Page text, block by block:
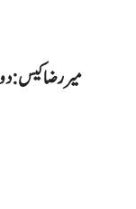
میر رضا کیس: